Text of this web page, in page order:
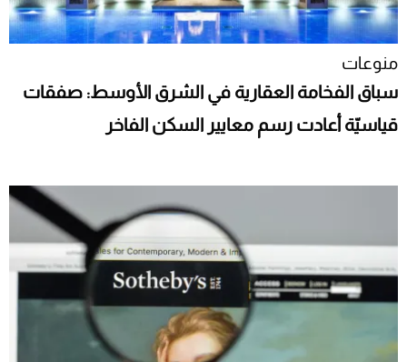
منوعات
سباق الفخامة العقارية في الشرق الأوسط: صفقات
قياسيّة أعادت رسم معايير السكن الفاخر